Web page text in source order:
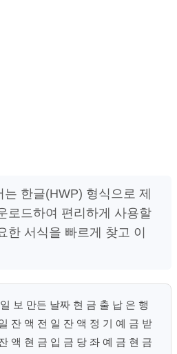
한글(HWP) 형식으로 제
로드하여 편리하게 사용할
한 서식을 빠르게 찾고 이
보 만든 날짜 현 금 출 납 은 행
잔 액 전 일 잔 액 정 기 예 금 받
액 현 금 입 금 당 좌 예 금 현 금